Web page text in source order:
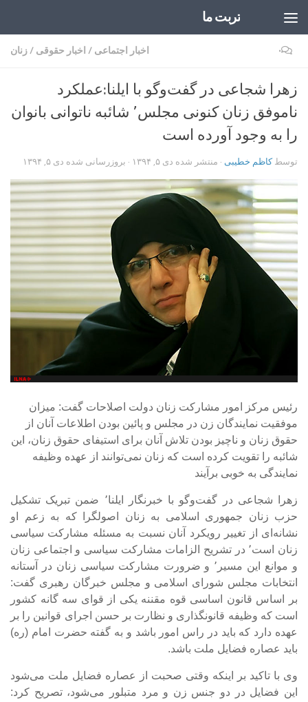
تربت ما
اخبار اجتماعی / اخبار حقوقی /زنان ۰
زهرا شجاعی در گفت‌و‌گو با ایلنا:عملکرد
ناموفق زنان کنونی مجلس٬ شائبه ناتوانی بانوان
را به وجود آورده است
توسطکاظم خطیبی · منتشر شده دی ۵, ۱۳۹۴ · بروزرسانی شده دی ۵, ۱۳۹۴
رئیس مرکز امور مشارکت زنان دولت اصلاحات گفت: میزان
موفقیت نمایندگان زن در مجلس و پائین بودن اطلاعات آنان از
حقوق زنان و ناچیز بودن تلاش آنان برای استیفای حقوق زنان، این
شائبه را تقویت کرده است که زنان نمی‌توانند از عهده وظیفه
نمایندگی به خوبی برآیند
زهرا شجاعی در گفت‌و‌گو با خبرنگار ایلنا٬ ضمن تبریک تشکیل
حزب زنان جمهوری اسلامی به زنان اصولگرا که به زعم او
نشانه‌ای از تغییر رویکرد آنان نسبت به مسئله مشارکت سیاسی
زنان است٬ در تشریح الزامات مشارکت سیاسی و اجتماعی زنان
و موانع این مسیر٬ و ضرورت مشارکت سیاسی زنان در آستانه
انتخابات مجلس شورای اسلامی و مجلس خبرگان رهبری گفت:
بر اساس قانون اساسی قوه مقننه یکی از قوای سه گانه کشور
است که وظیفه قانونگذاری و نظارت بر حسن اجرای قوانین را بر
عهده دارد که باید در راس امور باشد و به گفته حضرت امام (ره)
باید عصاره فضایل ملت باشد.
وی با تاکید بر اینکه وقتی صحبت از عصاره فضایل ملت می‌شود
این فضایل در دو جنس زن و مرد متبلور می‌شود، تصریح کرد: